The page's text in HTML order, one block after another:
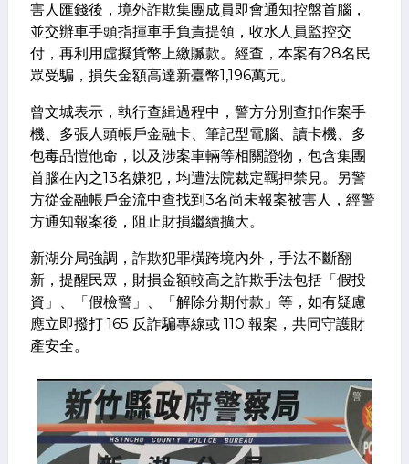
害人匯錢後，境外詐欺集團成員即會通知控盤首腦，
並交辦車手頭指揮車手負責提領，收水人員監控交
付，再利用虛擬貨幣上繳贓款。經查，本案有28名民
眾受騙，損失金額高達新臺幣1,196萬元。
曾文城表示，執行查緝過程中，警方分別查扣作案手
機、多張人頭帳戶金融卡、筆記型電腦、讀卡機、多
包毒品愷他命，以及涉案車輛等相關證物，包含集團
首腦在內之13名嫌犯，均遭法院裁定羈押禁見。另警
方從金融帳戶金流中查找到3名尚未報案被害人，經警
方通知報案後，阻止財損繼續擴大。
新湖分局強調，詐欺犯罪橫跨境內外，手法不斷翻
新，提醒民眾，財損金額較高之詐欺手法包括「假投
資」、「假檢警」、「解除分期付款」等，如有疑慮
應立即撥打 165 反詐騙專線或 110 報案，共同守護財
產安全。